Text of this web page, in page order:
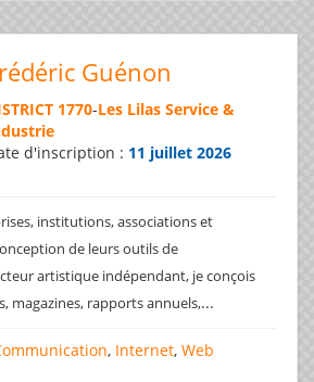
Guénon
1770-Les Lilas Service &
d'inscription : 11 juillet 2026
institutions, associations et
de leurs outils de
artistique indépendant, je conçois
magazines, rapports annuels,...
, Internet, Web